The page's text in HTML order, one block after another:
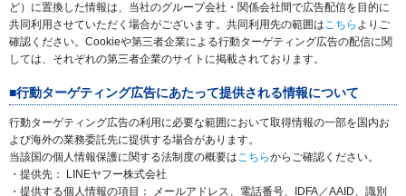
ど）に置換した情報は、当社のグループ会社・関係会社間で広告配信を目的に
共同利用させていただく場合がございます。共同利用先の範囲はこちら よりご
確認ください。Cookieや第三者企業による行動ターゲティング広告の配信に関
しては、それぞれの第三者企業のサイトに掲載されております。
■行動ターゲティング広告にあたって提供される情報について
行動ターゲティング広告の利用に必要な範囲において取得情報の一部を国内お
よび海外の業務委託先に提供する場合があります。
当該国の個人情報保護に関する法制度の概要はこちらからご確認ください。
・提供先： LINEヤフー株式会社
・提供する個人情報の項目： メールアドレス、電話番号、IDFA／AAID、識別